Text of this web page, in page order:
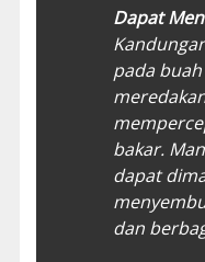
Dapat
pada
bakar.
dapat
dan